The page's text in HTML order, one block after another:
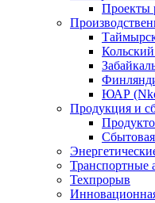
Проекты
ЮАР
Продукция и
Сбытовая
Транспортные
Техпрорыв